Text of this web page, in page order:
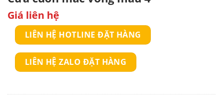
Giá liên hệ
LIÊN HỆ HOTLINE ĐẶT HÀNG
LIÊN HỆ ZALO ĐẶT HÀNG